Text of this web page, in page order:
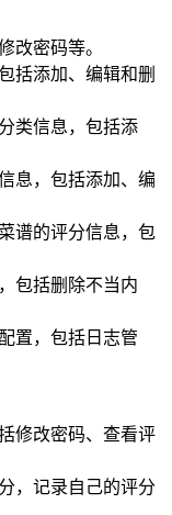
改密码等。
括添加、编辑和删
类信息，包括添
息，包括添加、编
谱的评分信息，包
包括删除不当内
置，包括日志管
修改密码、查看评
，记录自己的评分